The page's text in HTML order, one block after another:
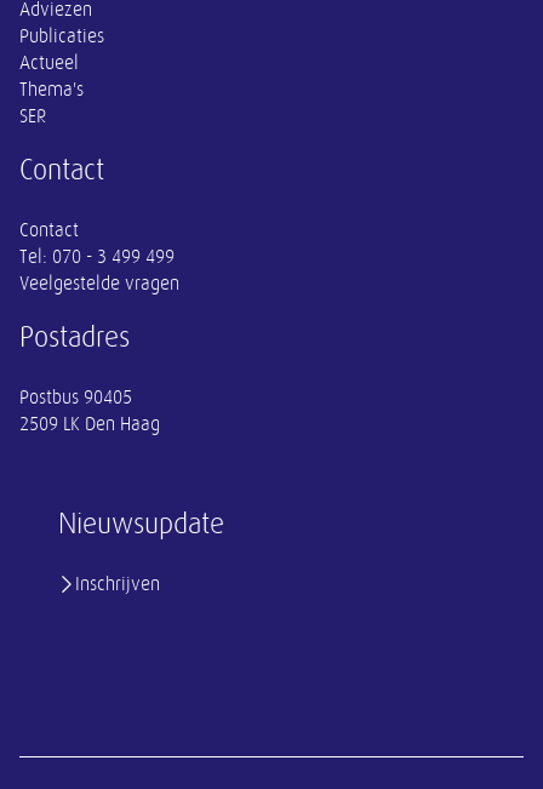
Nieuwsupdate
Inschrijven
Adviezen
Publicaties
Actueel
Thema's
SER
Contact
Contact
Tel: 070 - 3 499 499
Veelgestelde vragen
Postadres
Postbus 90405
2509 LK Den Haag